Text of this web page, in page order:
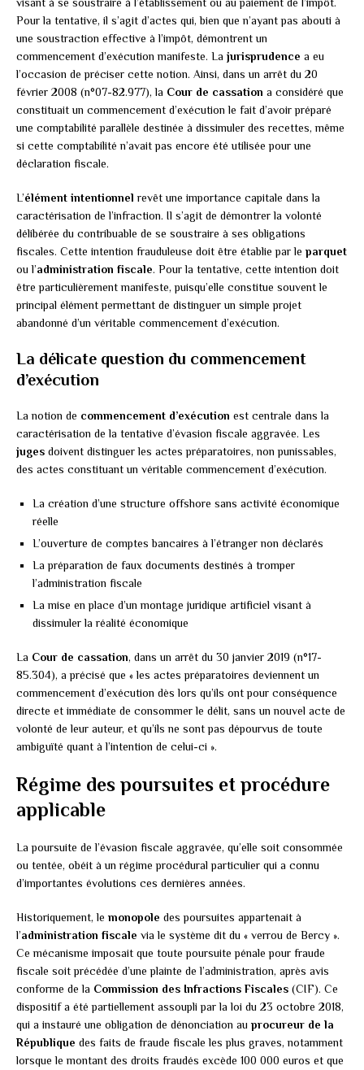
Pour la tentative, il s’agit d’actes qui, bien que n’ayant pas abouti à
une soustraction effective à l’impôt, démontrent un
commencement d’exécution manifeste. La jurisprudence a eu
l’occasion de préciser cette notion. Ainsi, dans un arrêt du 20
février 2008 (n°07-82.977), la Cour de cassation a considéré que
constituait un commencement d’exécution le fait d’avoir préparé
une comptabilité parallèle destinée à dissimuler des recettes, même
si cette comptabilité n’avait pas encore été utilisée pour une
déclaration fiscale.
L’élément intentionnel revêt une importance capitale dans la
caractérisation de l’infraction. Il s’agit de démontrer la volonté
délibérée du contribuable de se soustraire à ses obligations
fiscales. Cette intention frauduleuse doit être établie par le parquet
ou l’administration fiscale. Pour la tentative, cette intention doit
être particulièrement manifeste, puisqu’elle constitue souvent le
principal élément permettant de distinguer un simple projet
abandonné d’un véritable commencement d’exécution.
La délicate question du commencement
d’exécution
La notion de commencement d’exécution est centrale dans la
caractérisation de la tentative d’évasion fiscale aggravée. Les
juges doivent distinguer les actes préparatoires, non punissables,
des actes constituant un véritable commencement d’exécution.
La création d’une structure offshore sans activité économique
réelle
L’ouverture de comptes bancaires à l’étranger non déclarés
La préparation de faux documents destinés à tromper
l’administration fiscale
La mise en place d’un montage juridique artificiel visant à
dissimuler la réalité économique
La Cour de cassation, dans un arrêt du 30 janvier 2019 (n°17-
85.304), a précisé que « les actes préparatoires deviennent un
commencement d’exécution dès lors qu’ils ont pour conséquence
directe et immédiate de consommer le délit, sans un nouvel acte de
volonté de leur auteur, et qu’ils ne sont pas dépourvus de toute
ambiguïté quant à l’intention de celui-ci ».
Régime des poursuites et procédure
applicable
La poursuite de l’évasion fiscale aggravée, qu’elle soit consommée
ou tentée, obéit à un régime procédural particulier qui a connu
d’importantes évolutions ces dernières années.
Historiquement, le monopole des poursuites appartenait à
l’administration fiscale via le système dit du « verrou de Bercy ».
Ce mécanisme imposait que toute poursuite pénale pour fraude
fiscale soit précédée d’une plainte de l’administration, après avis
conforme de la Commission des Infractions Fiscales (CIF). Ce
dispositif a été partiellement assoupli par la loi du 23 octobre 2018,
qui a instauré une obligation de dénonciation au procureur de la
République des faits de fraude fiscale les plus graves, notamment
lorsque le montant des droits fraudés excède 100 000 euros et que